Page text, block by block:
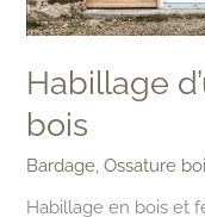
Habillage
bois
Bardage ,Ossature
Habillage en bois et